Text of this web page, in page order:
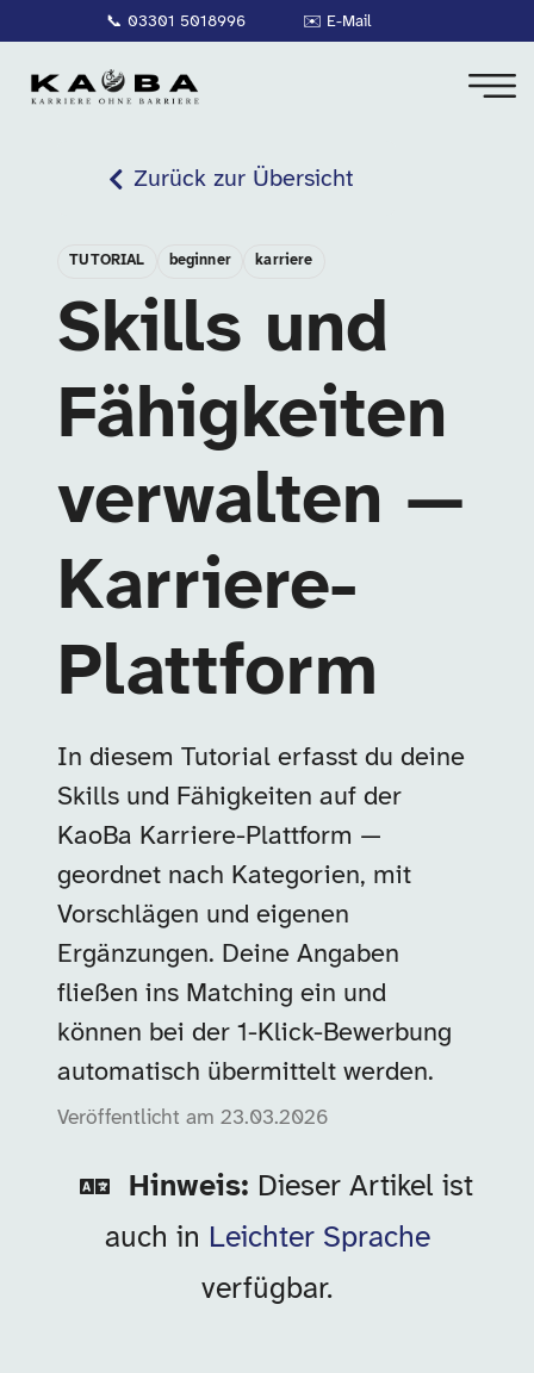
📞 03301 5018996 ✉️ E-Mail
Zurück zur Übersicht
TUTORIAL beginner karriere
Skills und
Fähigkeiten
verwalten —
Karriere-
Plattform
In diesem Tutorial erfasst du deine
Skills und Fähigkeiten auf der
KaoBa Karriere-Plattform —
geordnet nach Kategorien, mit
Vorschlägen und eigenen
Ergänzungen. Deine Angaben
fließen ins Matching ein und
können bei der 1-Klick-Bewerbung
automatisch übermittelt werden.
Veröffentlicht am 23.03.2026
Hinweis: Dieser Artikel ist
auch in Leichter Sprache
verfügbar.